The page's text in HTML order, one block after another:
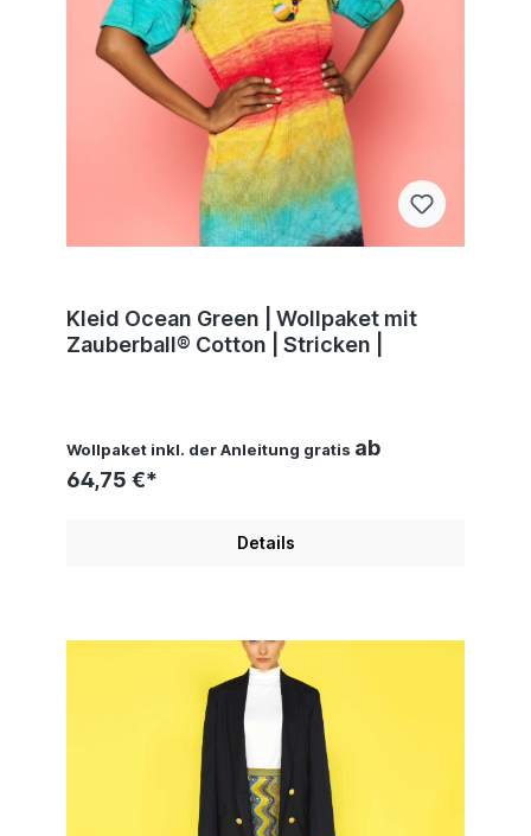
Kleid Ocean Green | Wollpaket mit
Zauberball® Cotton | Stricken |
Wollpaket inkl. der Anleitung gratis ab
64,75 €*
Details